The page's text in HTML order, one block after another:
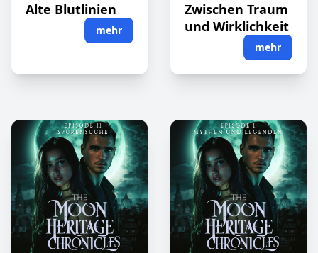
Alte Blutlinien
mehr
Zwischen Traum
und Wirklichkeit
mehr